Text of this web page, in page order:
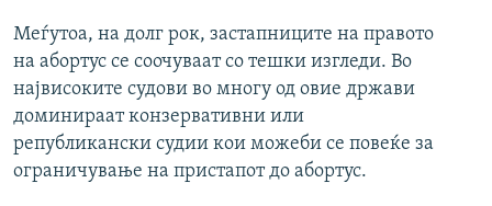
Меѓутоа, на долг рок, застапниците на правото
на абортус се соочуваат со тешки изгледи. Во
највисоките судови во многу од овие држави
доминираат конзервативни или
републикански судии кои можеби се повеќе за
ограничување на пристапот до абортус.